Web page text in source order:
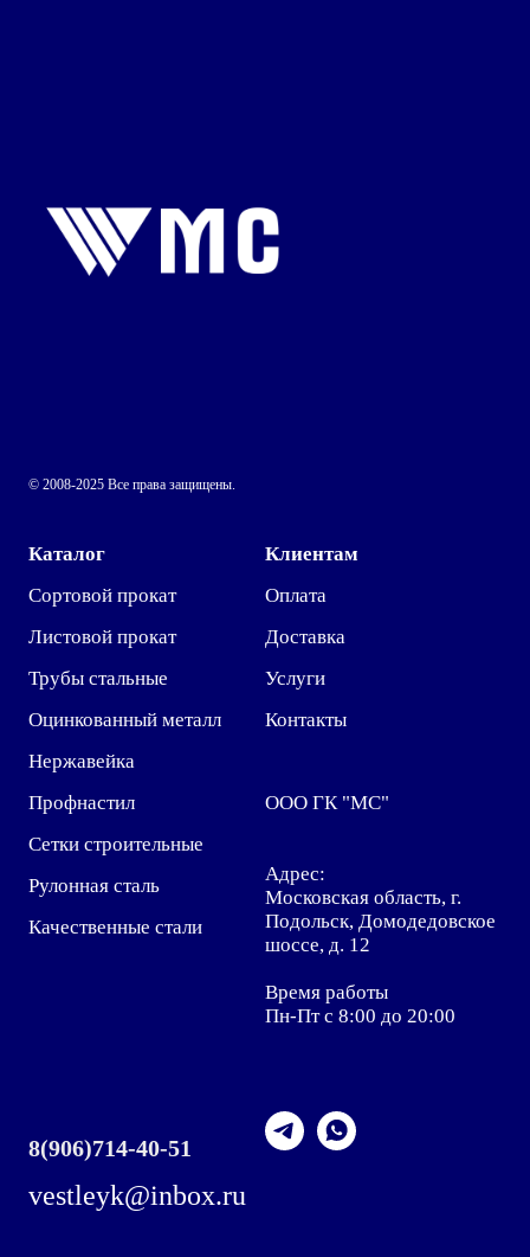
© 2008-2025 Все права защищены.
Каталог
Сортовой прокат
Листовой прокат
Трубы стальные
Оцинкованный металл
Нержавейка
Профнастил
Сетки строительные
Рулонная сталь
Качественные стали
Клиентам
Оплата
Доставка
Услуги
Контакты
ООО ГК "МС"
Адрес:
Московская область, г.
Подольск, Домодедовское
шоссе, д. 12
Время работы
Пн-Пт с 8:00 до 20:00
8(906)714-40-51
vestleyk@inbox.ru